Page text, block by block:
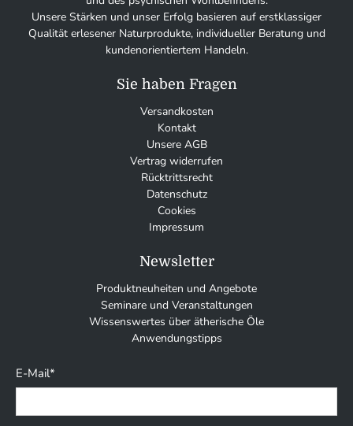
Unsere Stärken und unser Erfolg basieren auf erstklassiger
Qualität erlesener Naturprodukte, individueller Beratung und
kundenorientiertem Handeln.
Sie haben Fragen
Versandkosten
Kontakt
Unsere AGB
Vertrag widerrufen
Rücktrittsrecht
Datenschutz
Cookies
Impressum
Newsletter
Produktneuheiten und Angebote
Seminare und Veranstaltungen
Wissenswertes über ätherische Öle
Anwendungstipps
E-Mail*